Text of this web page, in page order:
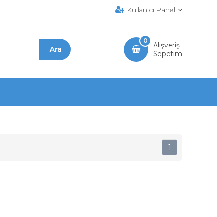
Kullanıcı Paneli
Alışveriş
Sepetim
0
1